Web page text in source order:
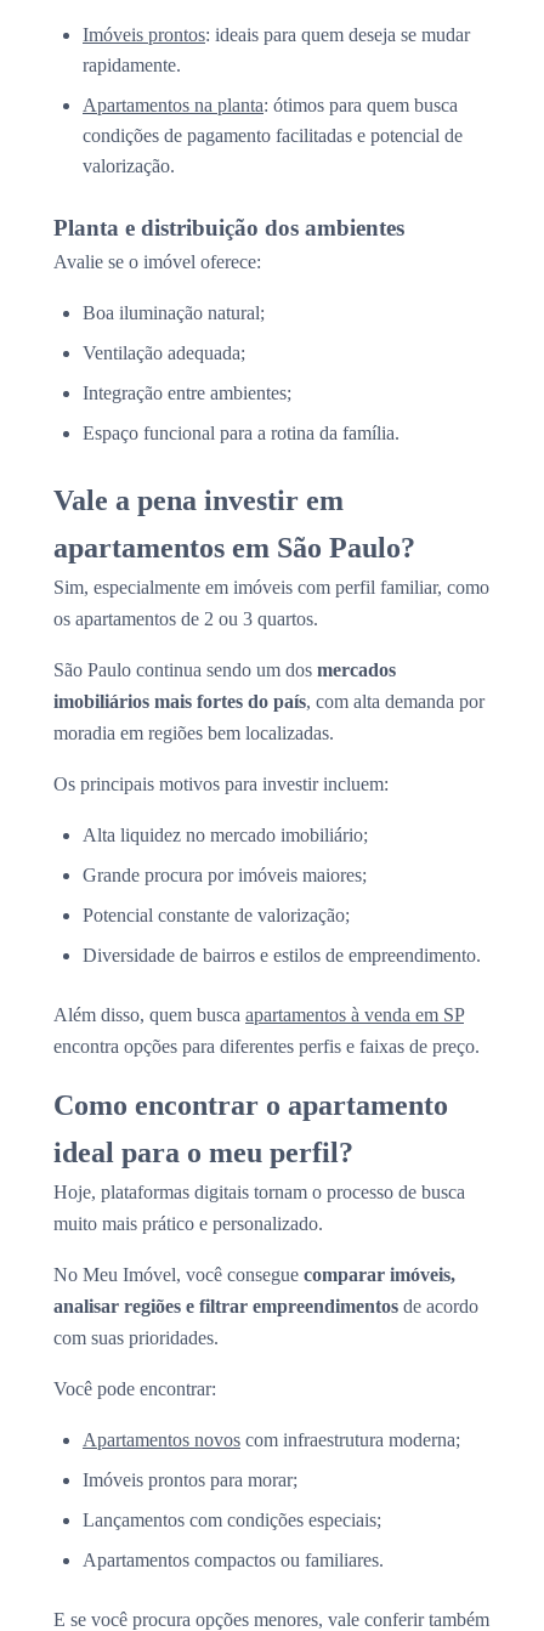
Imóveis prontos: ideais para quem deseja se mudar
rapidamente.
Apartamentos na planta: ótimos para quem busca
condições de pagamento facilitadas e potencial de
valorização.
Planta e distribuição dos ambientes
Avalie se o imóvel oferece:
Boa iluminação natural;
Ventilação adequada;
Integração entre ambientes;
Espaço funcional para a rotina da família.
Vale a pena investir em
apartamentos em São Paulo?
Sim, especialmente em imóveis com perfil familiar, como
os apartamentos de 2 ou 3 quartos.
São Paulo continua sendo um dos mercados
imobiliários mais fortes do país, com alta demanda por
moradia em regiões bem localizadas.
Os principais motivos para investir incluem:
Alta liquidez no mercado imobiliário;
Grande procura por imóveis maiores;
Potencial constante de valorização;
Diversidade de bairros e estilos de empreendimento.
Além disso, quem busca apartamentos à venda em SP
encontra opções para diferentes perfis e faixas de preço.
Como encontrar o apartamento
ideal para o meu perfil?
Hoje, plataformas digitais tornam o processo de busca
muito mais prático e personalizado.
No Meu Imóvel, você consegue comparar imóveis,
analisar regiões e filtrar empreendimentos de acordo
com suas prioridades.
Você pode encontrar:
Apartamentos novos com infraestrutura moderna;
Imóveis prontos para morar;
Lançamentos com condições especiais;
Apartamentos compactos ou familiares.
E se você procura opções menores, vale conferir também